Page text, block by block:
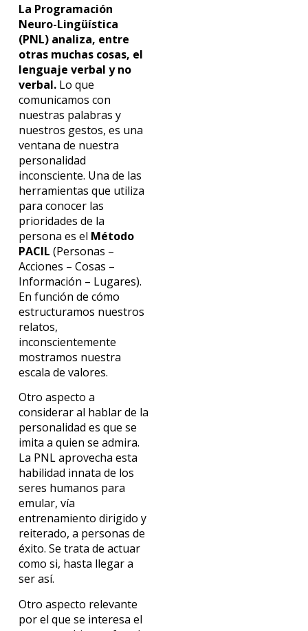
La Programación
Neuro-Lingüística
(PNL) analiza, entre
otras muchas cosas, el
lenguaje verbal y no
verbal.Lo que
comunicamos con
nuestras palabras y
nuestros gestos, es una
ventana de nuestra
personalidad
inconsciente. Una de las
herramientas que utiliza
para conocer las
prioridades de la
persona es el Método
PACIL (Personas –
Acciones – Cosas –
Información – Lugares).
En función de cómo
estructuramos nuestros
relatos,
inconscientemente
mostramos nuestra
escala de valores.
Otro aspecto a
considerar al hablar de la
personalidad es que se
imita a quien se admira.
La PNL aprovecha esta
habilidad innata de los
seres humanos para
emular, vía
entrenamiento dirigido y
reiterado, a personas de
éxito. Se trata de actuar
como si, hasta llegar a
ser así.
Otro aspecto relevante
por el que se interesa el